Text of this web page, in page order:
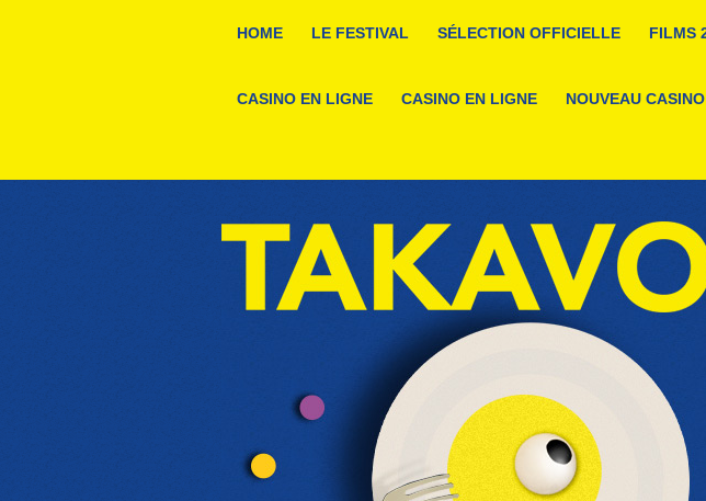
HOME LE FESTIVAL SÉLECTION OFFICIELLE FILMS
CASINO EN LIGNE CASINO EN LIGNE NOUVEAU